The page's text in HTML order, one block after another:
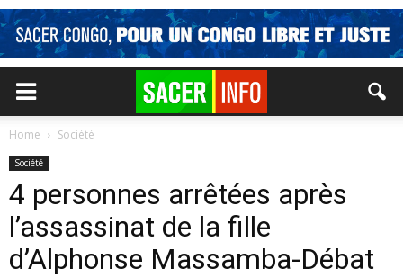
Home Société
Société
4 personnes arrêtées après
l’assassinat de la fille
d’Alphonse Massamba-Débat